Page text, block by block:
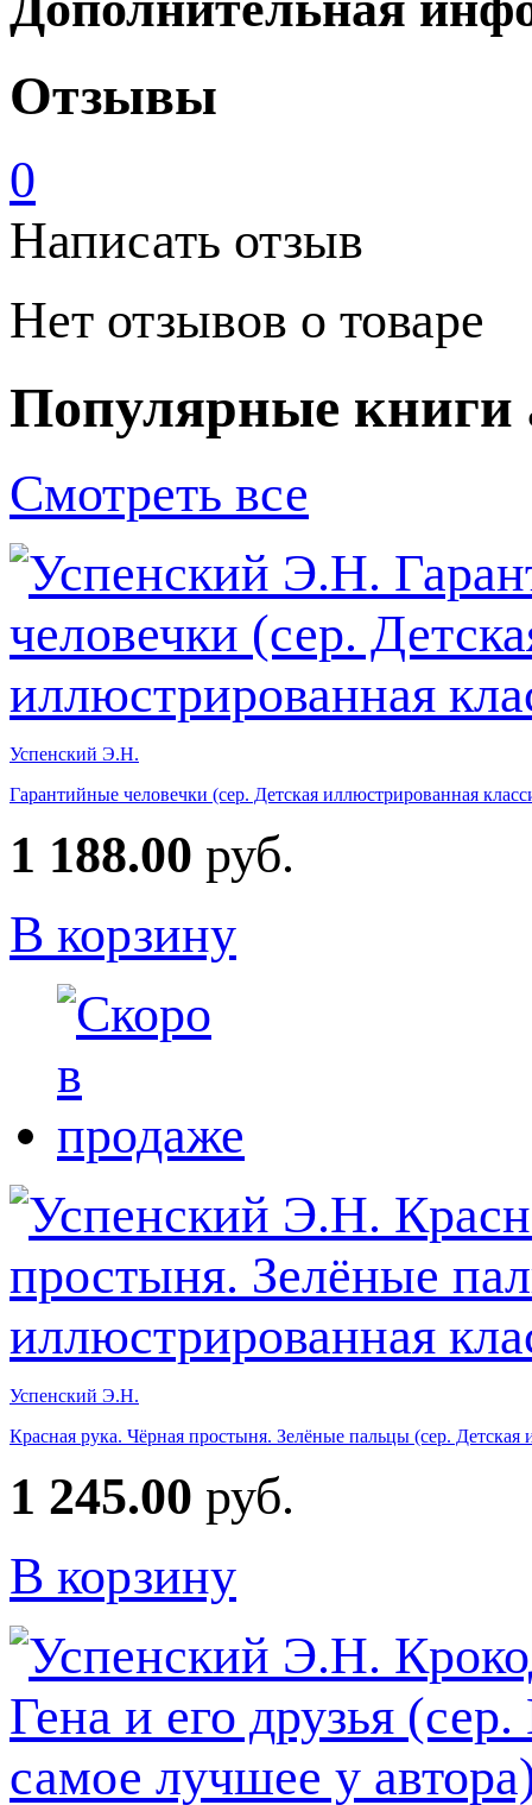
Отзывы
0
Написать отзыв
Нет отзывов о товаре
Популярные книги
Смотреть все
Успенский Э.Н.
Гарантийные человечки (сер. Детская иллюстрированная
1 188.00 руб.
В корзину
Успенский Э.Н.
Красная рука. Чёрная простыня. Зелёные пальцы (сер.
1 245.00 руб.
В корзину